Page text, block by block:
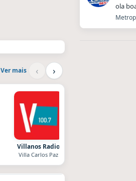
Ver mais ‹ ›
Villanos Radio
Villa Carlos Paz
ola